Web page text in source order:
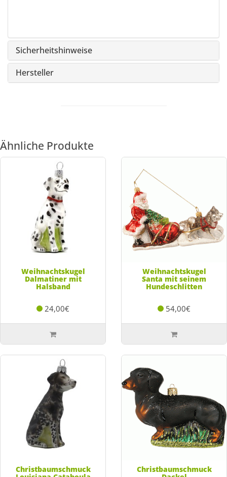
Sicherheitshinweise
Hersteller
Ähnliche Produkte
Weihnachtskugel
Dalmatiner mit
Halsband
24,00€
Weihnachtskugel
Santa mit seinem
Hundeschlitten
54,00€
Christbaumschmuck Christbaumschmuck